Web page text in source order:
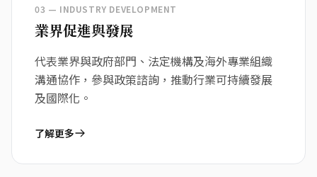
03 — INDUSTRY DEVELOPMENT
業界促進與發展
代表業界與政府部門、法定機構及海外專業組織
溝通協作，參與政策諮詢，推動行業可持續發展
及國際化。
了解更多